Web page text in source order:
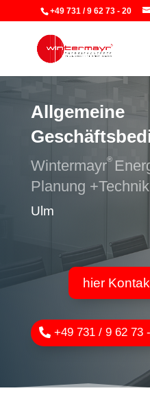
+49 731 / 9 62 73 - 20
Allgemeine
Wintermayr®
Planung
Ulm
hier
+49 731 / 9 62 73